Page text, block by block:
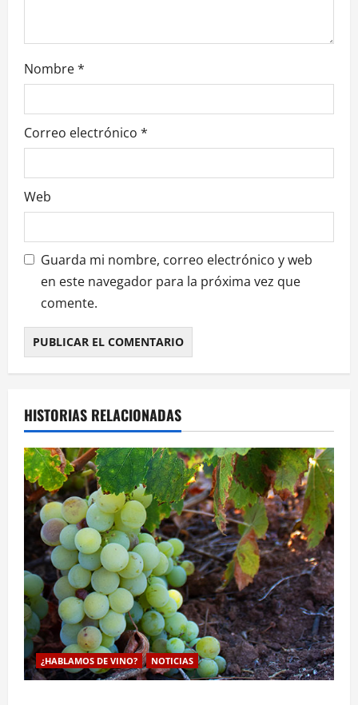
r
a
d
a
s
Nombre*
Correo electrónico *
Web
Guarda mi nombre, correo electrónico y web
en este navegador para la próxima vez que
comente.
HISTORIAS RELACIONADAS
¿HABLAMOS DE VINO? NOTICIAS